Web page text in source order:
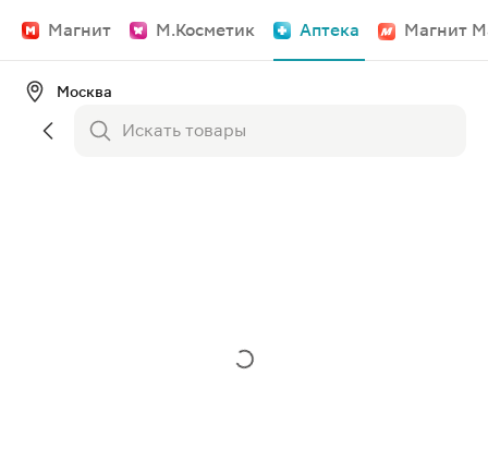
Магнит М.Косметик Аптека Магнит
Москва